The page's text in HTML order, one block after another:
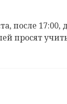
после
просят